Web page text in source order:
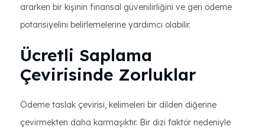
ararken bir kişinin finansal güvenilirliğini ve geri ödeme
potansiyelini belirlemelerine yardımcı olabilir.
Ücretli Saplama
Çevirisinde Zorluklar
Ödeme taslak çevirisi, kelimeleri bir dilden diğerine
çevirmekten daha karmaşıktır. Bir dizi faktör nedeniyle